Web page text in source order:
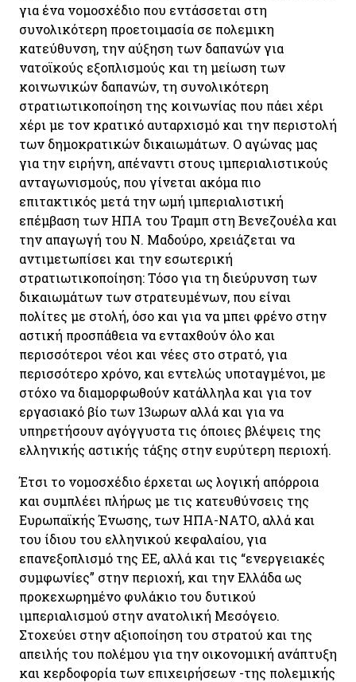
για ένα νομοσχέδιο που εντάσσεται στη
συνολικότερη προετοιμασία σε πολεμικη
κατεύθυνση, την αύξηση των δαπανών για
νατοϊκούς εξοπλισμούς και τη μείωση των
κοινωνικών δαπανών, τη συνολικότερη
στρατιωτικοποίηση της κοινωνίας που πάει χέρι
χέρι με τον κρατικό αυταρχισμό και την περιστολή
των δημοκρατικών δικαιωμάτων. Ο αγώνας μας
για την ειρήνη, απέναντι στους ιμπεριαλιστικούς
ανταγωνισμούς, που γίνεται ακόμα πιο
επιτακτικός μετά την ωμή ιμπεριαλιστική
επέμβαση των ΗΠΑ του Τραμπ στη Βενεζουέλα και
την απαγωγή του Ν. Μαδούρο, χρειάζεται να
αντιμετωπίσει και την εσωτερική
στρατιωτικοποίηση: Τόσο για τη διεύρυνση των
δικαιωμάτων των στρατευμένων, που είναι
πολίτες με στολή, όσο και για να μπει φρένο στην
αστική προσπάθεια να ενταχθούν όλο και
περισσότεροι νέοι και νέες στο στρατό, για
περισσότερο χρόνο, και εντελώς υποταγμένοι, με
στόχο να διαμορφωθούν κατάλληλα και για τον
εργασιακό βίο των 13ωρων αλλά και για να
υπηρετήσουν αγόγγυστα τις όποιες βλέψεις της
ελληνικής αστικής τάξης στην ευρύτερη περιοχή.
Έτσι το νομοσχέδιο έρχεται ως λογική απόρροια
και συμπλέει πλήρως με τις κατευθύνσεις της
Ευρωπαϊκής Ένωσης, των ΗΠΑ-ΝΑΤΟ, αλλά και
του ίδιου του ελληνικού κεφαλαίου, για
επανεξοπλισμό της ΕΕ, αλλά και τις “ενεργειακές
συμφωνίες” στην περιοχή, και την Ελλάδα ως
προκεχωρημένο φυλάκιο του δυτικού
ιμπεριαλισμού στην ανατολική Μεσόγειο.
Στοχεύει στην αξιοποίηση του στρατού και της
απειλής του πολέμου για την οικονομική ανάπτυξη
και κερδοφορία των επιχειρήσεων -της πολεμικής